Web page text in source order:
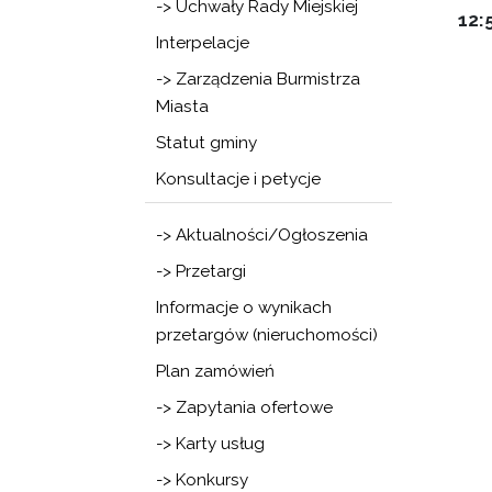
-> Uchwały Rady Miejskiej
Interpelacje
-> Zarządzenia Burmistrza
Miasta
Statut gminy
Konsultacje i petycje
-> Aktualności/Ogłoszenia
-> Przetargi
Informacje o wynikach
przetargów (nieruchomości)
Plan zamówień
-> Zapytania ofertowe
-> Karty usług
-> Konkursy